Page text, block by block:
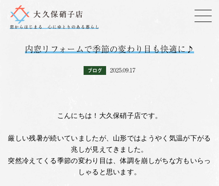
内窓リフォームで季節の変わり目も快適に♪
ブログ 2025.09.17
こんにちは！大久保硝子店です。
厳しい残暑が続いていましたが、山形ではようやく気温が下がる
兆しが見えてきました。
突然冷えてくる季節の変わり目は、体調を崩しがちな方もいらっ
しゃると思います。